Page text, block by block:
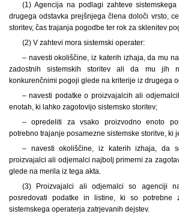
(1) Agencija na podlagi zahteve
drugega odstavka prejšnjega člena določi vrsto,
storitev, čas trajanja pogodbe ter rok za sklenitev
(2) V zahtevi mora sistemski operater:
– navesti okoliščine, iz katerih izhaja, da mu
zadostnih sistemskih storitev ali da mu jih
konkurenčnimi pogoji glede na kriterije iz drugega
– navesti podatke o proizvajalcih ali
enotah, ki lahko zagotovijo sistemsko storitev;
– opredeliti za vsako proizvodno enoto
potrebno trajanje posamezne sistemske storitve, ki
– navesti okoliščine, iz katerih izhaja, da
proizvajalci ali odjemalci najbolj primerni za
glede na merila iz tega akta.
(3) Proizvajalci ali odjemalci so agenciji
posredovati podatke in listine, ki so potrebne
sistemskega operaterja zatrjevanih dejstev.